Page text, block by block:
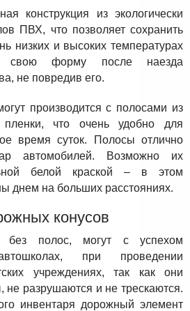
конструкция из экологически
ПВХ, что позволяет сохранить
низких и высоких температурах
свою форму после наезда
не повредив его.
производится с полосами из
пленки, что очень удобно для
время суток. Полосы отлично
автомобилей. Возможно их
белой краской – в этом
днем на больших расстояниях.
конусов
без полос, могут с успехом
при проведении
учреждениях, так как они
не разрушаются и не трескаются.
инвентаря дорожный элемент